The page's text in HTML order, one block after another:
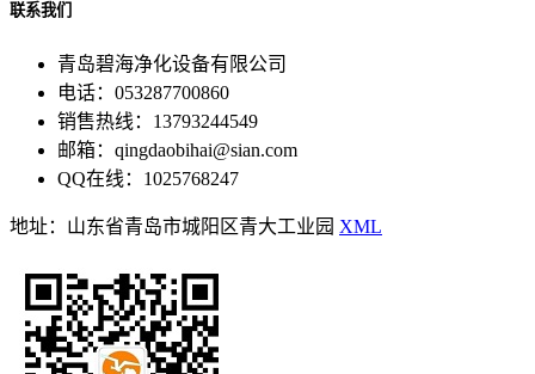
联系我们
青岛碧海净化设备有限公司
电话：053287700860
销售热线：13793244549
邮箱：qingdaobihai@sian.com
QQ在线：1025768247
地址：山东省青岛市城阳区青大工业园 XML